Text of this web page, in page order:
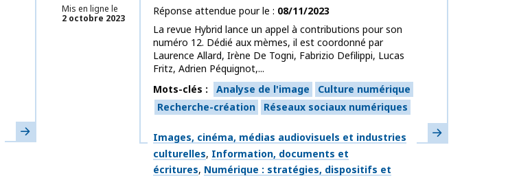
En savoir plus
Mis en ligne le
2 octobre 2023
Réponse attendue pour le
08/11/2023
La revue Hybrid lance un appel à contributions pour son
numéro 12. Dédié aux mèmes, il est coordonné par
Laurence Allard, Irène De Togni, Fabrizio Defilippi, Lucas
Fritz, Adrien Péquignot,...
Mots-clés
Analyse de l'image
Culture numérique
Recherche-création
Réseaux sociaux numériques
Thématiques
Images, cinéma, médias audiovisuels et industries
culturelles Information, documents et
écritures Numérique : stratégies, dispositifs et
En savoir plus